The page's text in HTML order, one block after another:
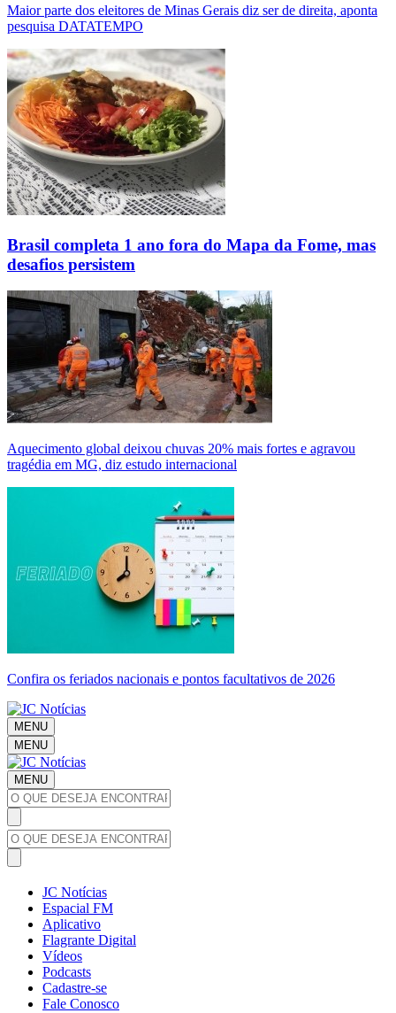
Maior parte dos eleitores de Minas Gerais diz ser de direita, aponta
pesquisa DATATEMPO
Brasil completa 1 ano fora do Mapa da Fome, mas
desafios persistem
Aquecimento global deixou chuvas 20% mais fortes e agravou
tragédia em MG, diz estudo internacional
Confira os feriados nacionais e pontos facultativos de 2026
MENU
MENU
MENU
JC Notícias
Espacial FM
Aplicativo
Flagrante Digital
Vídeos
Podcasts
Cadastre-se
Fale Conosco